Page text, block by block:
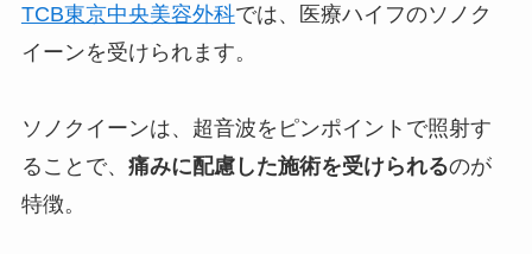
TCB東京中央美容外科では、医療ハイフのソノク
イーンを受けられます。
ソノクイーンは、超音波をピンポイントで照射す
ることで、 痛みに配慮した施術を受けられるのが
特徴。